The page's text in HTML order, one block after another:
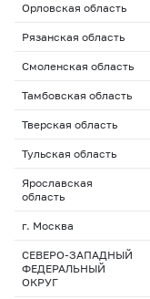
Орловская область
Рязанская область
Смоленская область
Тамбовская область
Тверская область
Тульская область
Ярославская
область
г. Москва
СЕВЕРО-ЗАПАДНЫЙ
ФЕДЕРАЛЬНЫЙ
ОКРУГ